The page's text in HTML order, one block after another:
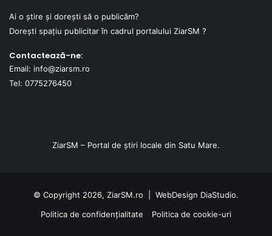
Ai o știre și dorești să o publicăm?
Dorești spațiu publicitar în cadrul portalului ZiarSM ?
Contactează-ne:
Email: info@ziarsm.ro
Tel: 0775276450
ZiarSM – Portal de știri locale din Satu Mare.
© Copyright 2026, ZiarSM.ro | WebDesign DiaStudio.
Politica de confidențialitate
Politica de cookie-uri